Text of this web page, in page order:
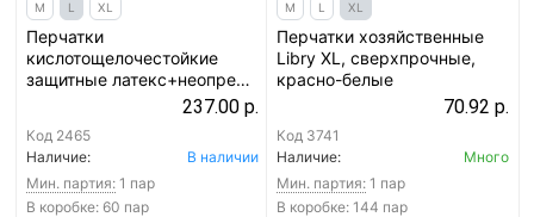
M L XL
Перчатки
кислотощелочестойкие
защитные латекс+неопрен
Libry КЩС, L, желто-237.00 р.
Код 2465
Наличие:
В наличии
Мин. партия: 1 пар
В коробке: 60 пар
M L XL
Перчатки хозяйственные
Libry XL, сверхпрочные,
красно-белые
70.92 р.
Код 3741
Наличие:
Много
Мин. партия: 1 пар
В коробке: 144 пар